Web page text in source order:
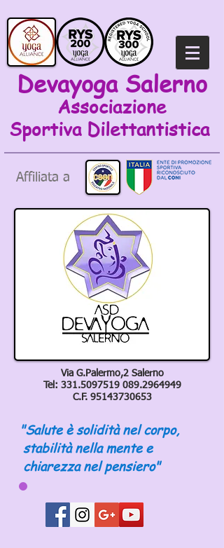
Devayoga Salerno
Associazione
Sportiva Dilettantistica
Affiliata a
Via G.Palermo,2 Salerno
Tel: 331.5097519 089.2964949
C.F. 95143730653
"Salute è solidità nel corpo,
stabilità nella mente e
chiarezza nel pensiero"